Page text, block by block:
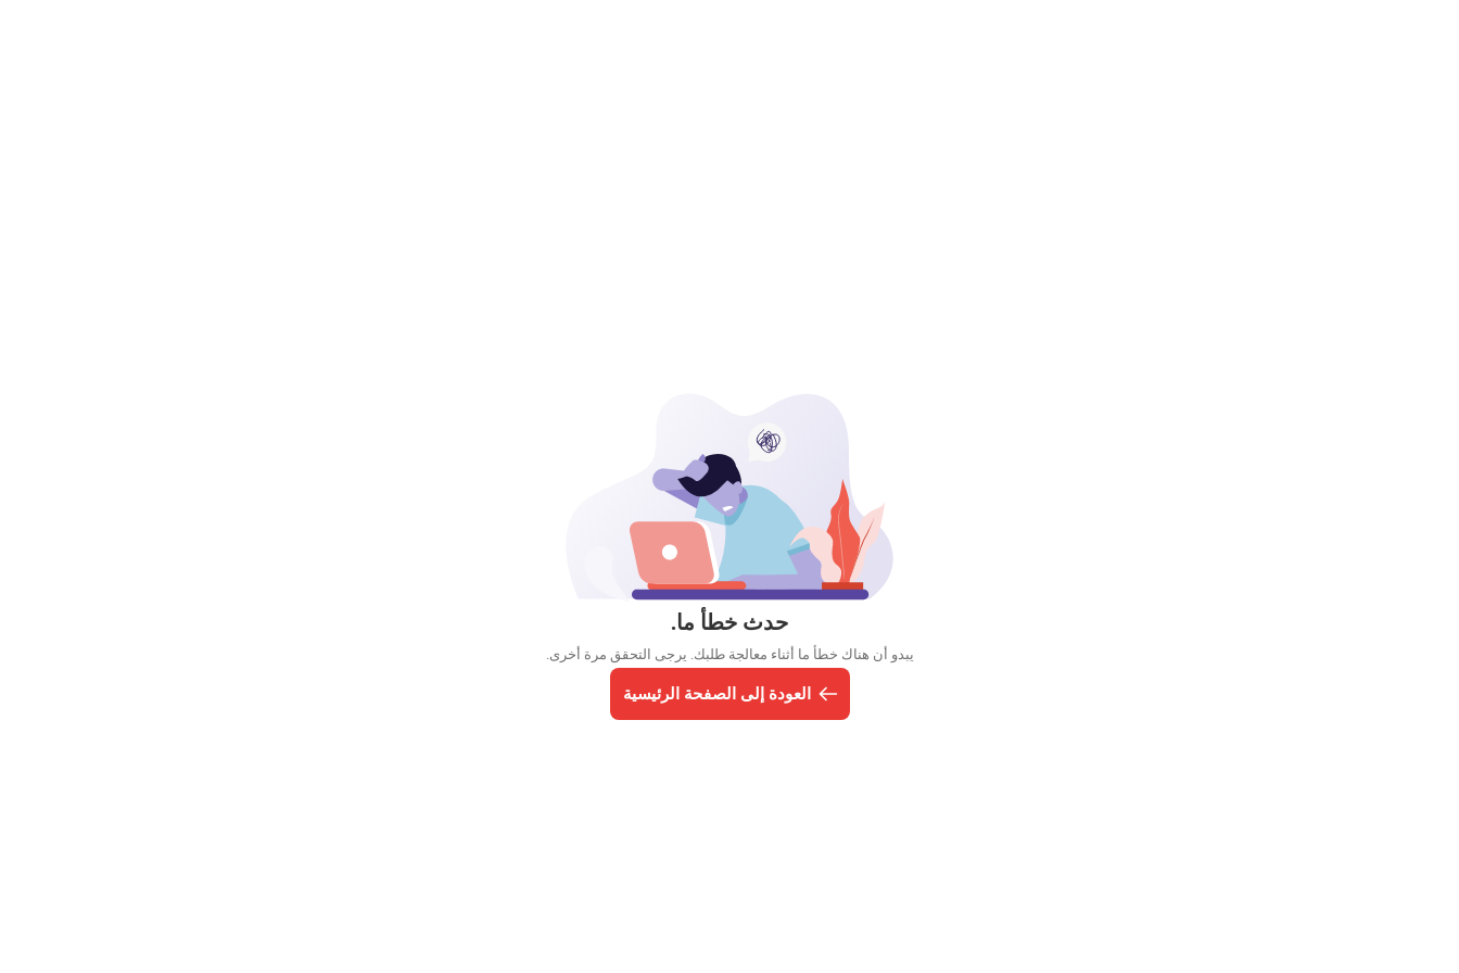
حدث خطأ ما.
يبدو أن هناك خطأ ما أثناء معالجة طلبك. يرجى التحقق مرة أخرى.
العودة إلى الصفحة الرئيسية